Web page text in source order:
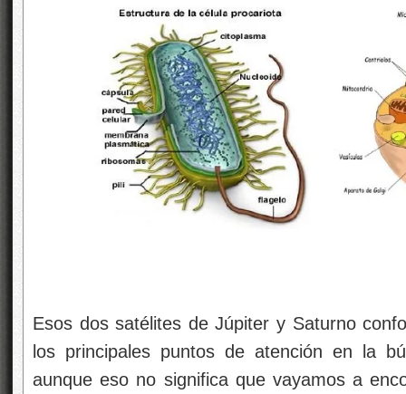
Esos dos satélites de Júpiter y Saturno
los principales puntos de atención en la
aunque eso no significa que vayamos a